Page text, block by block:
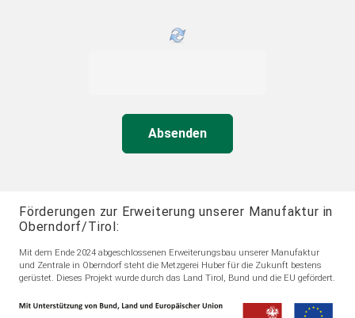
Absenden
Förderungen zur Erweiterung unserer Manufaktur in
Oberndorf/Tirol:
Mit dem Ende 2024 abgeschlossenen Erweiterungsbau unserer Manufaktur
und Zentrale in Oberndorf steht die Metzgerei Huber für die Zukunft bestens
gerüstet. Dieses Projekt wurde durch das Land Tirol, Bund und die EU gefördert.